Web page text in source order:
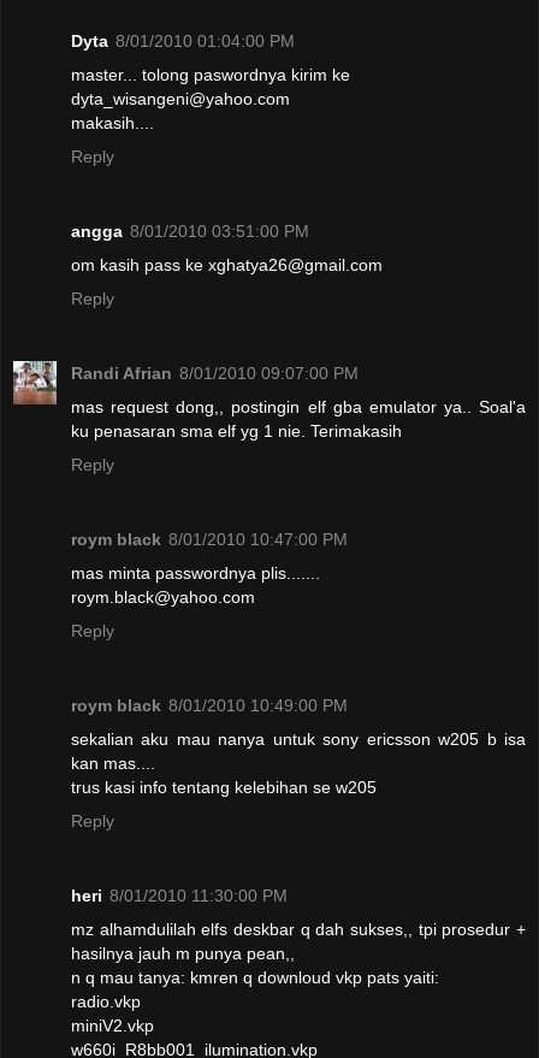
Dyta 8/01/2010 01:04:00 PM
master... tolong paswordnya kirim ke
dyta_wisangeni@yahoo.com
makasih....
Reply
angga 8/01/2010 03:51:00 PM
om kasih pass ke xghatya26@gmail.com
Reply
Randi Afrian 8/01/2010 09:07:00 PM
mas request dong,, postingin elf gba emulator ya.. Soal'a
ku penasaran sma elf yg 1 nie. Terimakasih
Reply
roym black 8/01/2010 10:47:00 PM
mas minta passwordnya plis.......
roym.black@yahoo.com
Reply
roym black 8/01/2010 10:49:00 PM
sekalian aku mau nanya untuk sony ericsson w205 b isa
kan mas....
trus kasi info tentang kelebihan se w205
Reply
heri 8/01/2010 11:30:00 PM
mz alhamdulilah elfs deskbar q dah sukses,, tpi prosedur +
hasilnya jauh m punya pean,,
n q mau tanya: kmren q downloud vkp pats yaiti:
radio.vkp
miniV2.vkp
w660i_R8bb001_ilumination.vkp